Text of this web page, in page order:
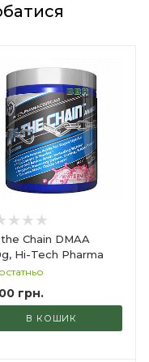
Chain DMAA
Hi-Tech Pharma
грн.
В КОШИК